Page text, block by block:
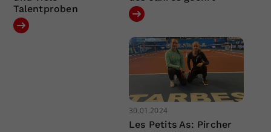
Talentproben
30.01.2024
Les Petits As: Pircher